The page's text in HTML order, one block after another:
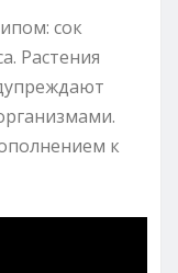
сок
Растения
к